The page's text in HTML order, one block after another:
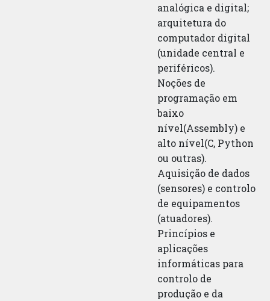
analógica e digital;
arquitetura do
computador digital
(unidade central e
periféricos).
Noções de
programação em
baixo
nível(Assembly) e
alto nível(C, Python
ou outras).
Aquisição de dados
(sensores) e controlo
de equipamentos
(atuadores).
Princípios e
aplicações
informáticas para
controlo de
produção e da